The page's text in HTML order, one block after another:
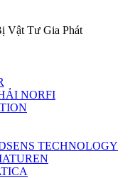
Vật Tư Gia Phát
NORFI
TECHNOLOGY